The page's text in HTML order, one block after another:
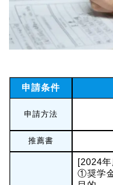
申請条件
申請方法
推薦書
[2024
①奨学